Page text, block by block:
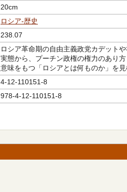
20cm
ロシア-歴史
238.07
ロシア革命期の自由主義政党カデット
実態から、プーチン政権の権力のあり
意味をもつ「ロシアとは何ものか」を
4-12-110151-8
978-4-12-110151-8